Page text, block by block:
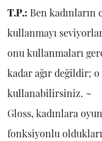
T.P.: Ben
kullanmayı
onu kullanmaları
kadar ağır değildir;
kullanabilirsiniz. ~
Gloss, kadınlara
fonksiyonlu